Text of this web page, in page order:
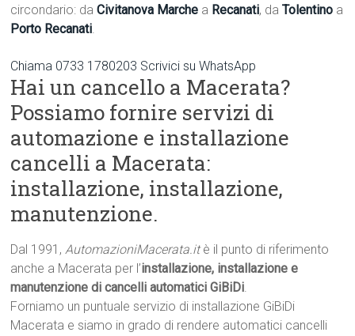
circondario: daCivitanova Marche a Recanati, daTolentino a
Porto Recanati.
Chiama 0733 1780203 Scrivici su WhatsApp
Hai un cancello a Macerata?
Possiamo fornire servizi di
automazione e installazione
cancelli a Macerata:
installazione, installazione,
manutenzione.
Dal 1991,AutomazioniMacerata.itè il punto di riferimento
anche a Macerata per l’installazione, installazione e
manutenzione di cancelli automatici GiBiDi.
Forniamo un puntuale servizio di installazione GiBiDi
Macerata e siamo in grado di rendere automatici cancelli